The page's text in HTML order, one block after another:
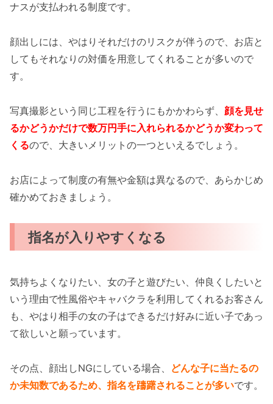
ナスが支払われる制度です。
顔出しには、やはりそれだけのリスクが伴うので、お店と
してもそれなりの対価を用意してくれることが多いので
す。
写真撮影という同じ工程を行うにもかかわらず、 顔を見せ
るかどうかだけで数万円手に入れられるかどうか変わって
くるので、大きいメリットの一つといえるでしょう。
お店によって制度の有無や金額は異なるので、あらかじめ
確かめておきましょう。
指名が入りやすくなる
気持ちよくなりたい、女の子と遊びたい、仲良くしたいと
いう理由で性風俗やキャバクラを利用してくれるお客さん
も、やはり相手の女の子はできるだけ好みに近い子であっ
て欲しいと願っています。
その点、顔出しNGにしている場合、 どんな子に当たるの
か未知数であるため、指名を躊躇されることが多いです。